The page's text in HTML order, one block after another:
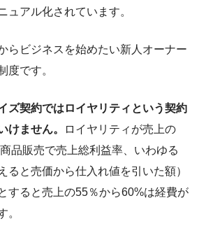
ュアル化されています。
らビジネスを始めたい新人オーナー
度です。
ズ契約ではロイヤリティという契約
けません。
ロイヤリティが売上の
品販売で売上総利益率、いわゆる
ると売価から仕入れ値を引いた額）
すると売上の55％から60%は経費が
。